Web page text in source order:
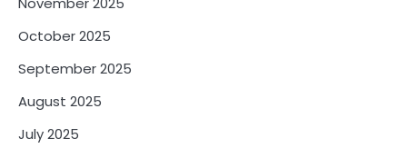
October 2025
September 2025
August 2025
July 2025